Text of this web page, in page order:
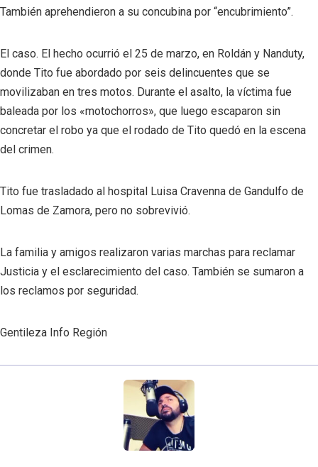
También aprehendieron a su concubina por “encubrimiento”.
El caso. El hecho ocurrió el 25 de marzo, en Roldán y Nanduty,
donde Tito fue abordado por seis delincuentes que se
movilizaban en tres motos. Durante el asalto, la víctima fue
baleada por los «motochorros», que luego escaparon sin
concretar el robo ya que el rodado de Tito quedó en la escena
del crimen.
Tito fue trasladado al hospital Luisa Cravenna de Gandulfo de
Lomas de Zamora, pero no sobrevivió.
La familia y amigos realizaron varias marchas para reclamar
Justicia y el esclarecimiento del caso. También se sumaron a
los reclamos por seguridad.
Gentileza Info Región